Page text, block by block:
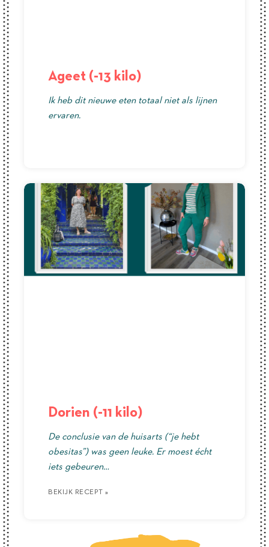
BEKIJK RECEPT »
Ageet (-13 kilo)
Ik heb dit nieuwe eten totaal niet als lijnen
ervaren.
BEKIJK RECEPT »
Dorien (-11 kilo)
De conclusie van de huisarts (“je hebt
obesitas”) was geen leuke. Er moest écht
iets gebeuren…
BEKIJK RECEPT »